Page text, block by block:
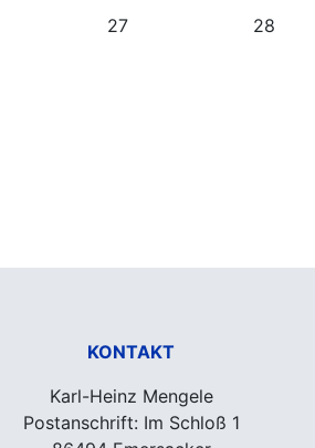
27 28
KONTAKT
Karl-Heinz Mengele
Postanschrift: Im Schloß 1